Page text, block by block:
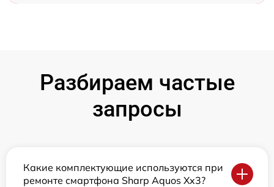
Разбираем частые
запросы
Какие комплектующие используются при
ремонте смартфона Sharp Aquos Xx3?